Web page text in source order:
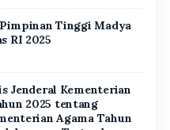
Pelunasan Biaya Haji